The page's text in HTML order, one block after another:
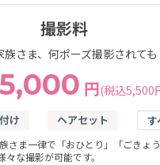
撮影料
族さま、何ポーズ撮影されても
5,000 円(税込5,500
け ヘアセット す
さま一律で「おひとり」「ごきょう
々な撮影が可能です。